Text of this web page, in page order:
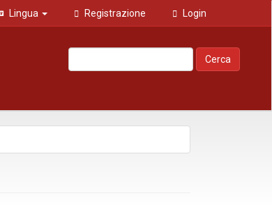
Lingua Registrazione Login
Cerca